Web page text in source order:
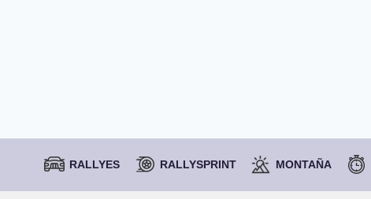
RALLYES RALLYSPRINT MONTAÑA